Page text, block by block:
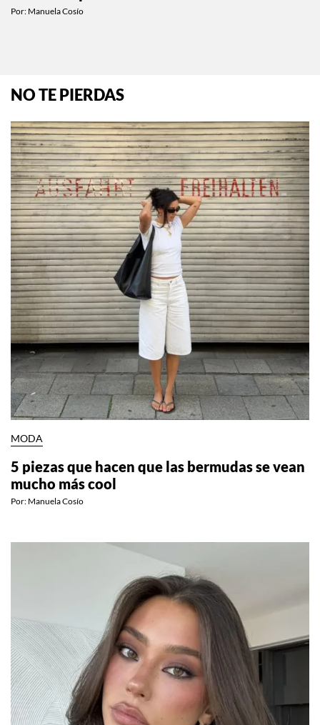
Por: Manuela Cosío
NO TE PIERDAS
MODA
5 piezas que hacen que las bermudas se vean
mucho más cool
Por: Manuela Cosío